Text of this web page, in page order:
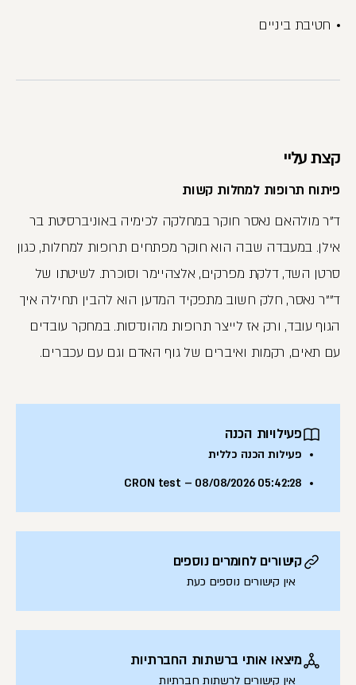
חטיבת ביניים
קצת עליי
פיתוח תרופות למחלות קשות
ד"ר מולהאם נאסר חוקר במחלקה לכימיה באוניברסיטת בר
אילן. במעבדה שבה הוא חוקר מפתחים תרופות למחלות, כגון
סרטן השד, דלקת מפרקים, אלצהיימר וסוכרת. לשיטתו של
ד""ר נאסר, חלק חשוב מתפקיד המדען הוא להבין תחילה איך
הגוף עובד, ורק אז לייצר תרופות מהונדסות. במחקר עובדים
עם תאים, רקמות ואיברים של גוף האדם וגם עם עכברים.
פעילויות הכנה
פעילות הכנה כללית
CRON test – 08/08/2026 05:42:28
קישורים לחומרים נוספים
אין קישורים נוספים כעת
מיצאו אותי ברשתות החברתיות
אין קישורים לרשתות חברתיות